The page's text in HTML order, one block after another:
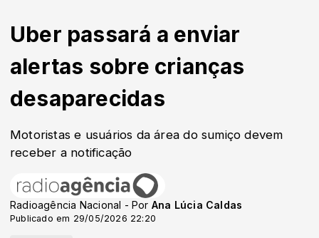
Uber passará a enviar
alertas sobre crianças
desaparecidas
Motoristas e usuários da área do sumiço devem
receber a notificação
Radioagência Nacional - Por Ana Lúcia Caldas
Publicado em 29/05/2026 22:20